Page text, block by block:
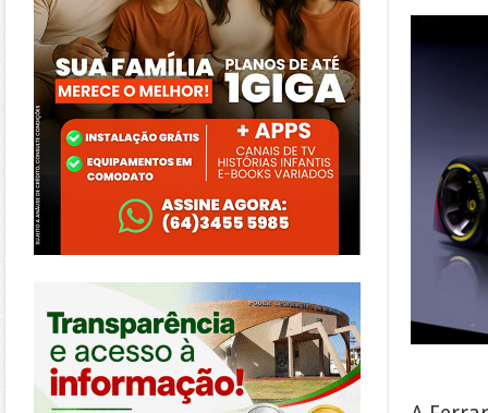
https://morrinhos.go.leg.br/